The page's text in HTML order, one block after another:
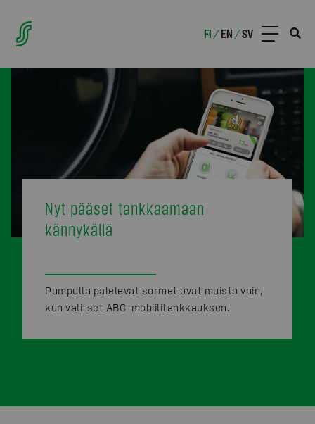
FI /EN /SV
Nyt pääset tankkaamaan
kännykällä
Pumpulla palelevat sormet ovat muisto vain,
kun valitset ABC-mobiilitankkauksen.